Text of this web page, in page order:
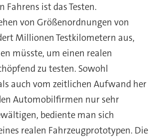
ist das Testen.
von Größenordnungen von
Millionen Testkilometern aus,
müsste, um einen realen
zu testen. Sowohl
auch vom zeitlichen Aufwand her
Automobilfirmen nur sehr
bediente man sich
realen Fahrzeugprototypen. Die